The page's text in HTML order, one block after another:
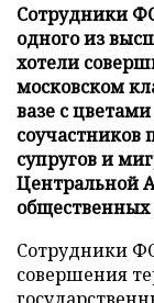
Сотрудники
одного из
хотели
московском
вазе с
соучастников
супругов и
Центральной
Сотрудники
совершения